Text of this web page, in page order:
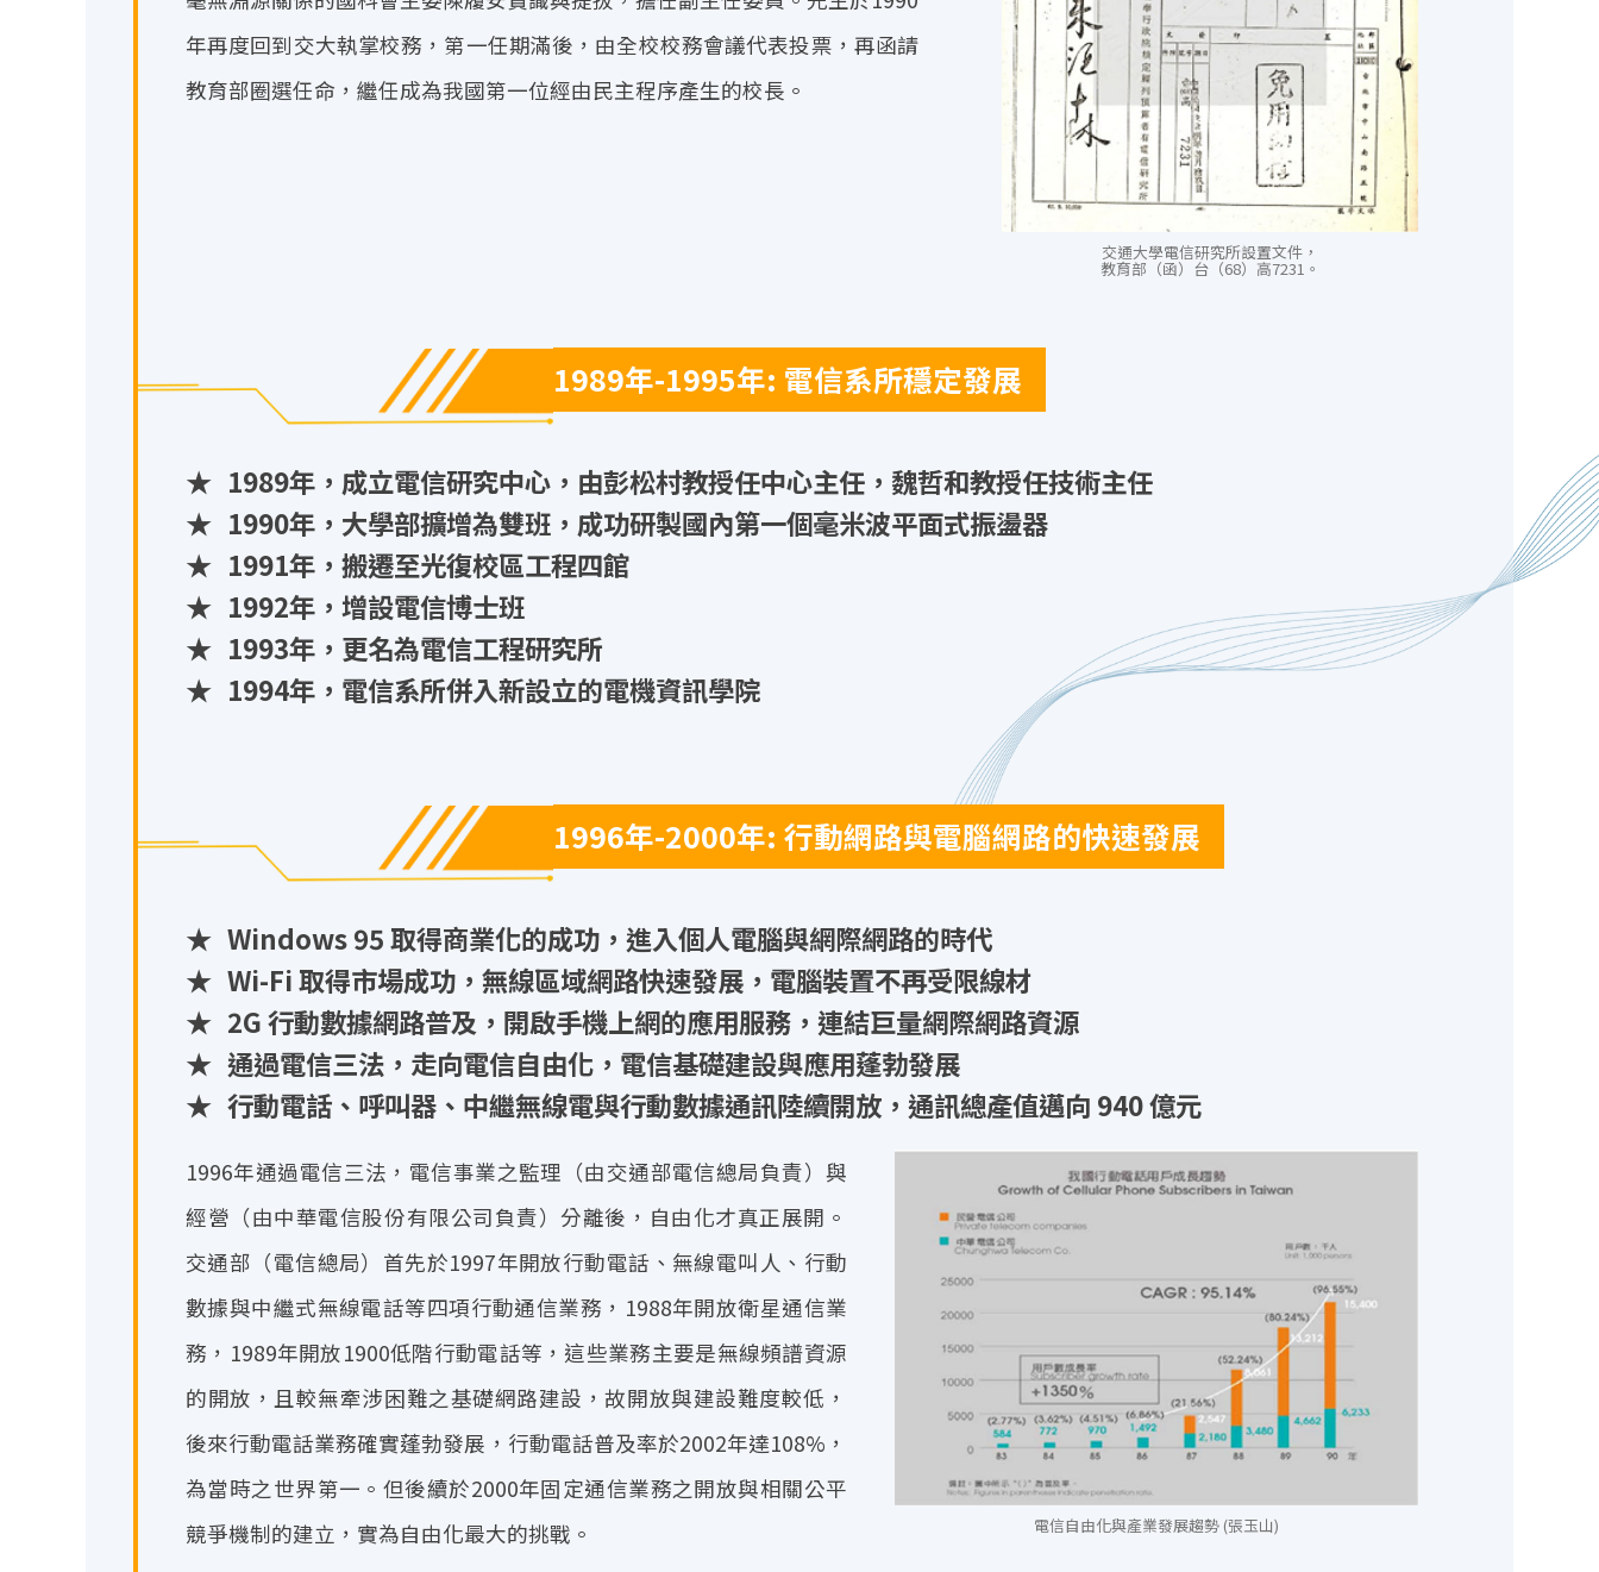
年再度回到交大執掌校務，第一任期滿後，由全校校務會議代表投票，再函請
教育部圈選任命，繼任成為我國第一位經由民主程序產生的校長。
交通大學電信研究所設置文件，
教育部（函）台（68）高7231。
1989年-1995年: 電信系所穩定發展
★ 1989年，成立電信研究中心，由彭松村教授任中心主任，魏哲和教授任技術主任
★ 1990年，大學部擴增為雙班，成功研製國內第一個毫米波平面式振盪器
★ 1991年，搬遷至光復校區工程四館
★ 1992年，增設電信博士班
★ 1993年，更名為電信工程研究所
★ 1994年，電信系所併入新設立的電機資訊學院
1996年-2000年: 行動網路與電腦網路的快速發展
★ Windows 95 取得商業化的成功，進入個人電腦與網際網路的時代
★ Wi-Fi 取得市場成功，無線區域網路快速發展，電腦裝置不再受限線材
★ 2G 行動數據網路普及，開啟手機上網的應用服務，連結巨量網際網路資源
★ 通過電信三法，走向電信自由化，電信基礎建設與應用蓬勃發展
★ 行動電話、呼叫器、中繼無線電與行動數據通訊陸續開放，通訊總產值邁向 940 億元
1996年通過電信三法，電信事業之監理（由交通部電信總局負責）與
經營（由中華電信股份有限公司負責）分離後，自由化才真正展開。
交通部（電信總局）首先於1997年開放行動電話、無線電叫人、行動
數據與中繼式無線電話等四項行動通信業務，1988年開放衛星通信業
務，1989年開放1900低階行動電話等，這些業務主要是無線頻譜資源
的開放，且較無牽涉困難之基礎網路建設，故開放與建設難度較低，
後來行動電話業務確實蓬勃發展，行動電話普及率於2002年達108%，
為當時之世界第一。但後續於2000年固定通信業務之開放與相關公平
競爭機制的建立，實為自由化最大的挑戰。
電信自由化與產業發展趨勢 (張玉山)